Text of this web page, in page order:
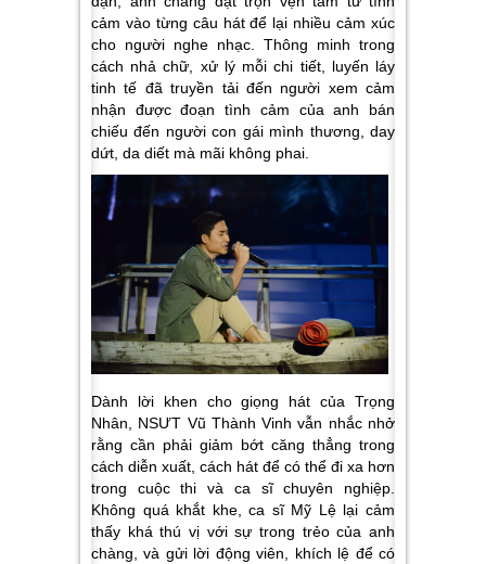
cảm vào từng câu hát để lại nhiều cảm xúc
cho người nghe nhạc. Thông minh trong
cách nhả chữ, xử lý mỗi chi tiết, luyến láy
tinh tế đã truyền tải đến người xem cảm
nhận được đoạn tình cảm của anh bán
chiếu đến người con gái mình thương, day
dứt, da diết mà mãi không phai.
Dành lời khen cho giọng hát của Trọng
Nhân, NSƯT Vũ Thành Vinh vẫn nhắc nhở
rằng cần phải giảm bớt căng thẳng trong
cách diễn xuất, cách hát để có thể đi xa hơn
trong cuộc thi và ca sĩ chuyên nghiệp.
Không quá khắt khe, ca sĩ Mỹ Lệ lại cảm
thấy khá thú vị với sự trong trẻo của anh
chàng, và gửi lời động viên, khích lệ để có